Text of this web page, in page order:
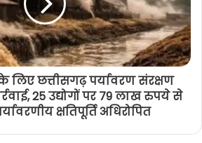
लिए छत्तीसगढ़ पर्यावरण संरक्षण
25 उद्योगों पर 79 लाख रुपये से
क्षतिपूर्ति अधिरोपित